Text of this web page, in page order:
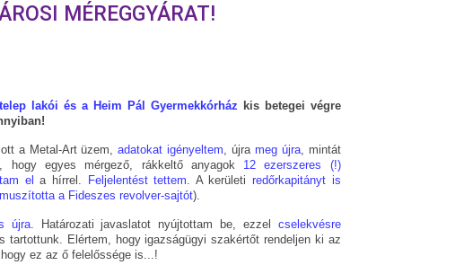
MÉREGGYÁRAT!
lakói és a Heim Pál Gyermekkórház kis betegei végre
a Metal-Art üzem,adatokat igényeltem , újra meg újra, mintát
hogy egyes mérgező, rákkeltő anyagok 12 ezerszeres (!)
ela hírrel. Feljelentést tettem . A kerületiredőrkapitányt is
a Fideszes revolver-sajtót).
újra. Határozati javaslatot nyújtottam be, ezzel cselekvésre
tartottunk. Elértem, hogy igazságügyi szakértőt rendeljen ki az
ez az ő felelőssége is...!